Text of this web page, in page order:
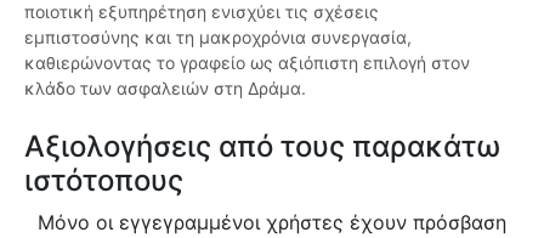
ποιοτική εξυπηρέτηση ενισχύει τις σχέσεις
εμπιστοσύνης και τη μακροχρόνια συνεργασία,
καθιερώνοντας το γραφείο ως αξιόπιστη επιλογή στον
κλάδο των ασφαλειών στη Δράμα.
Αξιολογήσεις από τους παρακάτω
ιστότοπους
Μόνο οι εγγεγραμμένοι χρήστες έχουν πρόσβαση